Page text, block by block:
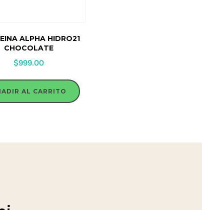
ALPHA HIDRO21
CHOCOLATE
$999.00
AL CARRITO